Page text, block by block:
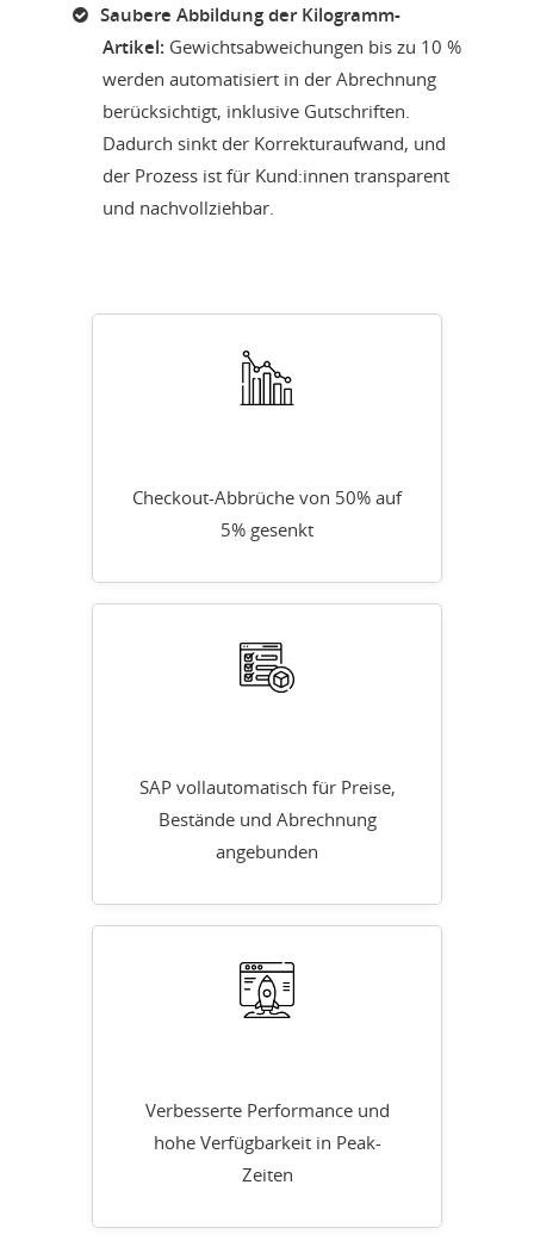
Saubere Abbildung der Kilogramm-
Artikel: Gewichtsabweichungen bis zu 10 %
werden automatisiert in der Abrechnung
berücksichtigt, inklusive Gutschriften.
Dadurch sinkt der Korrekturaufwand, und
der Prozess ist für Kund:innen transparent
und nachvollziehbar.
Checkout-Abbrüche von 50% auf
5% gesenkt
SAP vollautomatisch für Preise,
Bestände und Abrechnung
angebunden
Verbesserte Performance und
hohe Verfügbarkeit in Peak-
Zeiten